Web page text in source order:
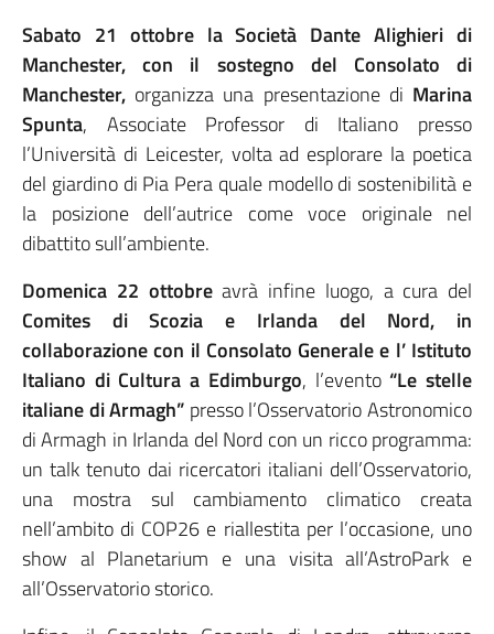
Sabato 21 ottobre la Società Dante Alighieri di
Manchester, con il sostegno del Consolato di
Manchester, organizza una presentazione di Marina
Spunta, Associate Professor di Italiano presso
l’Università di Leicester, volta ad esplorare la poetica
del giardino di Pia Pera quale modello di sostenibilità e
la posizione dell’autrice come voce originale nel
dibattito sull’ambiente.
Domenica 22 ottobreavrà infine luogo, a cura del
Comites di Scozia e Irlanda del Nord, in
collaborazione con il Consolato Generale e l’ Istituto
Italiano di Cultura a Edimburgo, l’evento “Le stelle
italiane di Armagh” presso l’Osservatorio Astronomico
di Armagh in Irlanda del Nord con un ricco programma:
un talk tenuto dai ricercatori italiani dell’Osservatorio,
una mostra sul cambiamento climatico creata
nell’ambito di COP26 e riallestita per l’occasione, uno
show al Planetarium e una visita all’AstroPark e
all’Osservatorio storico.